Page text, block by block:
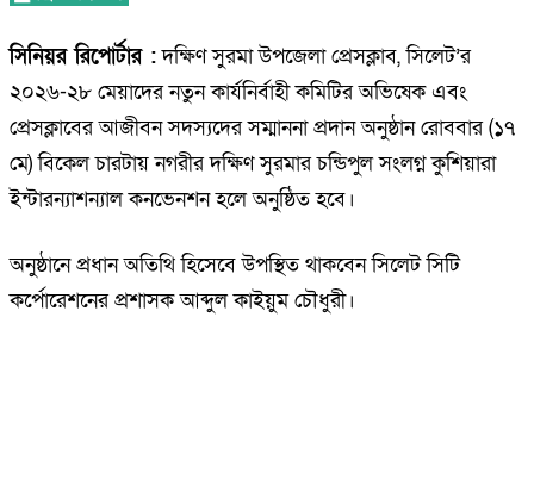
সিনিয়র রিপোর্টার :দক্ষিণ সুরমা উপজেলা প্রেসক্লাব, সিলেট’র
২০২৬-২৮ মেয়াদের নতুন কার্যনির্বাহী কমিটির অভিষেক এবং
প্রেসক্লাবের আজীবন সদস্যদের সম্মাননা প্রদান অনুষ্ঠান রোববার (১৭
মে) বিকেল চারটায় নগরীর দক্ষিণ সুরমার চন্ডিপুল সংলগ্ন কুশিয়ারা
ইন্টারন্যাশন্যাল কনভেনশন হলে অনুষ্ঠিত হবে।
অনুষ্ঠানে প্রধান অতিথি হিসেবে উপস্থিত থাকবেন সিলেট সিটি
কর্পোরেশনের প্রশাসক আব্দুল কাইয়ুম চৌধুরী।